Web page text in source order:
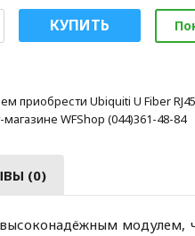
КУПИТЬ
приобрести Ubiquiti U Fiber
WFShop (044)361-48-84
(0)
высоконадёжным